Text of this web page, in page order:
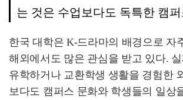
는 것은 수업보다도 독특한 캠
한국 대학은 K-드라마의 배경으로 자
해외에서도 많은 관심을 받고 있다.
유학하거나 교환학생 생활을 경험한
보다도 캠퍼스 문화와 학생들의 일상